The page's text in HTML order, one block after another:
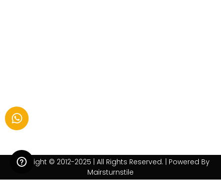
Copyright © 2012-2025 | All Rights Reserved. | Powered By
Mairsturnstile